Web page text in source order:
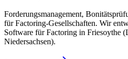
Forderungsmanagement,
für Factoring-Gesellschaften. Wir
Software für Factoring in Friesoythe
Niedersachsen).